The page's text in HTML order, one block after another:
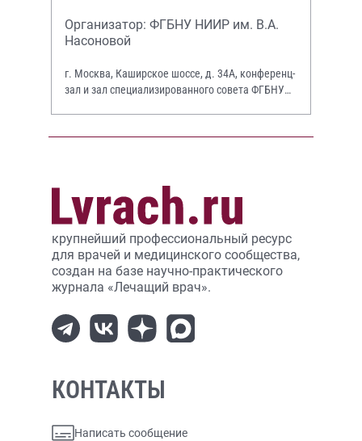
Организатор: ФГБНУ НИИР им. В.А.
Насоновой
г. Москва, Каширское шоссе, д. 34А, конференц-
зал и зал специализированного совета ФГБНУ
крупнейший профессиональный ресурс
для врачей и медицинского сообщества,
создан на базе научно-практического
журнала «Лечащий врач».
КОНТАКТЫ
Написать сообщение